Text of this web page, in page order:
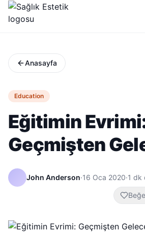
Anasayfa
Education
Eğitimin
Geçmişten
John Anderson·16 Oca 2020·1 dk